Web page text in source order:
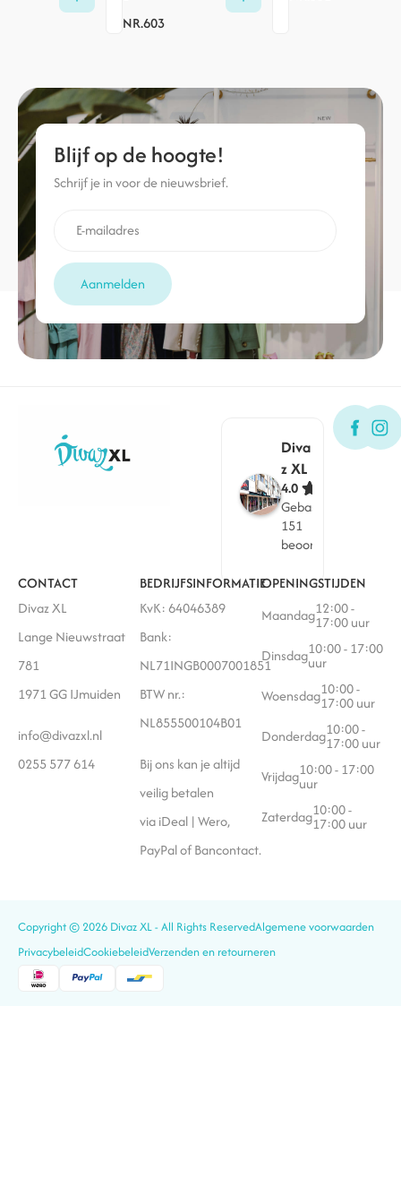
NR.603
Blijf op de hoogte!
Schrijf je in voor de nieuwsbrief.
Aanmelden
Diva
z XL
4.0
Gebaseerd op
151
beoordelingen
CONTACT
Divaz XL
Lange Nieuwstraat
781
1971 GG IJmuiden
info@divazxl.nl
0255 577 614
BEDRIJFSINFORMATIE
KvK: 64046389
Bank:
NL71INGB0007001851
BTW nr.:
NL855500104B01
Bij ons kan je altijd
veilig betalen
via iDeal | Wero,
PayPal of Bancontact.
OPENINGSTIJDEN
Maandag12:00 -
17:00 uur
Dinsdag10:00 - 17:00
uur
Woensdag10:00 -
17:00 uur
Donderdag10:00 -
17:00 uur
Vrijdag10:00 - 17:00
uur
Zaterdag10:00 -
17:00 uur
Copyright © 2026 Divaz XL - All Rights ReservedAlgemene voorwaarden
PrivacybeleidCookiebeleidVerzenden en retourneren